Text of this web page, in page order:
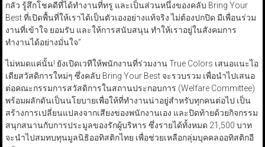
กลัว รู้สึกโชคดีที่ได้ทำงานที่ทรู และเป็นส่วนหนึ่งของคลับ Bring Your
Best ที่เปิดพื้นที่ให้เราได้เป็นตัวเองอย่างแท้จริง ไม่ต้องปกปิด มีเพื่อนร่วม
งานที่เข้าใจ ยอมรับ และให้การสนับสนุน ทำให้เราอยู่ในสังคมการ
ทำงานได้อย่างมั่นใจ”
ไม่หมดแค่นั้น! ยังเปิดเวทีให้พนักงานที่ร่วมงาน True Colors เสนอแนะไอ
เดียสวัสดิการใหม่ๆ ซึ่งคลับ Bring Your Best จะรวบรวม เพื่อนำไปเสนอ
ต่อคณะกรรมการสวัสดิการในสถานประกอบการ (Welfare Committee)
พร้อมผลักดันเป็นนโยบายเพื่อให้ที่ทำงานน่าอยู่สำหรับทุกคนต่อไป เป็น
สร้างการเปลี่ยนแปลงจากเสียงของพนักงานเอง และปิดท้ายด้วยกิจกรรม
สนุกสนานกับการประมูลของรักผู้บริหาร ซึ่งรายได้ทั้งหมด 21,500 บาท
จะนำไปสมทบทุนมูลนิธิออทิสติกไทย เพื่อช่วยเหลือกลุ่มบุคคลออทิสติกอี